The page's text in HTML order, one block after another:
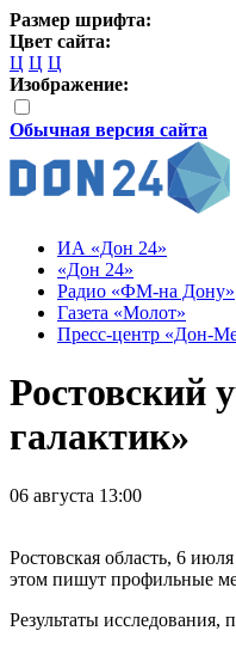
Размер шрифта:
Цвет сайта:
Ц Ц Ц
Изображение:
Обычная версия сайта
ИА «Дон 24»
«Дон 24»
Радио «ФМ-на Дону»
Газета «Молот»
Пресс-центр «Дон-
Ростовский
галактик»
06 августа 13:00
Ростовская область, 6
этом пишут профильные
Результаты